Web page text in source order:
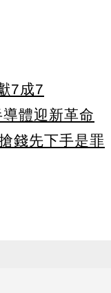
7成7
體迎新革命
錢先下手是罪